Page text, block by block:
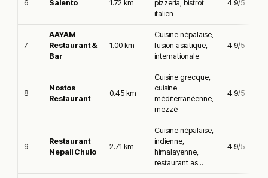
6 Salento 1.72 km
pizzeria, bistrot
italien
4.9/5
7
AAYAM
Restaurant &
Bar
1.00 km
Cuisine népalaise,
fusion asiatique,
internationale
4.9/5
8
Nostos
Restaurant
0.45 km
Cuisine grecque,
cuisine
méditerranéenne,
mezzé
4.9/5
9
Restaurant
Nepali Chulo
2.71 km
Cuisine népalaise,
indienne,
himalayenne,
restaurant as...
4.9/5